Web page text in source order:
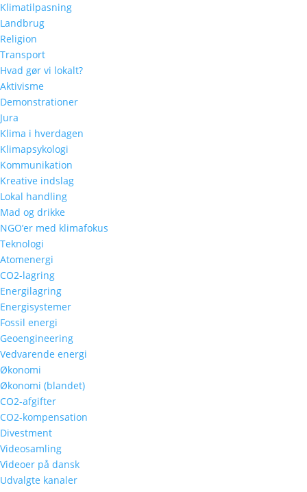
Klimatilpasning
Landbrug
Religion
Transport
Hvad gør vi lokalt?
Aktivisme
Demonstrationer
Jura
Klima i hverdagen
Klimapsykologi
Kommunikation
Kreative indslag
Lokal handling
Mad og drikke
NGO’er med klimafokus
Teknologi
Atomenergi
CO2-lagring
Energilagring
Energisystemer
Fossil energi
Geoengineering
Vedvarende energi
Økonomi
Økonomi (blandet)
CO2-afgifter
CO2-kompensation
Divestment
Videosamling
Videoer på dansk
Udvalgte kanaler